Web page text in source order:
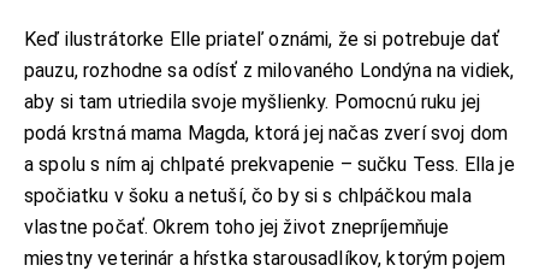
Keď ilustrátorke Elle priateľ oznámi, že si potrebuje dať
pauzu, rozhodne sa odísť z milovaného Londýna na vidiek,
aby si tam utriedila svoje myšlienky. Pomocnú ruku jej
podá krstná mama Magda, ktorá jej načas zverí svoj dom
a spolu s ním aj chlpaté prekvapenie – sučku Tess. Ella je
spočiatku v šoku a netuší, čo by si s chlpáčkou mala
vlastne počať. Okrem toho jej život znepríjemňuje
miestny veterinár a hŕstka starousadlíkov, ktorým pojem